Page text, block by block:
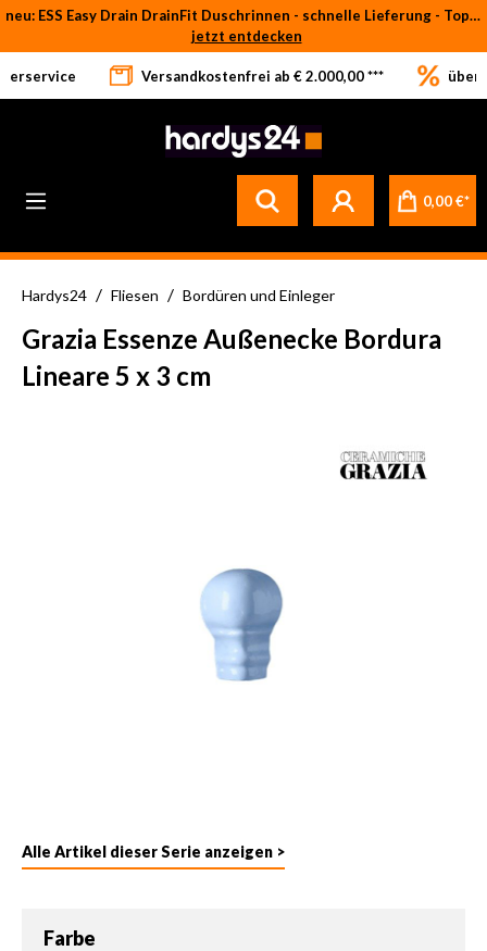
Zum Hauptinhalt springen
neu: ESS Easy Drain DrainFit Duschrinnen - schnelle Lieferung - Top-Preise
jetzt entdecken
Versandkostenfrei ab € 2.000,00 *** über
0,00 €*
Hardys24 / Fliesen / Bordüren und Einleger
Grazia Essenze Außenecke Bordura
Lineare 5 x 3 cm
Alle Artikel dieser Serie anzeigen >
Farbe